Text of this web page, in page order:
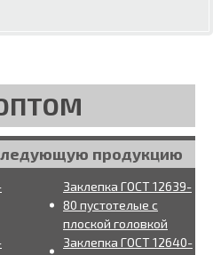
продукцию
Заклепка ГОСТ 12639-
80 пустотелые с
плоской головкой
Заклепка ГОСТ 12640-